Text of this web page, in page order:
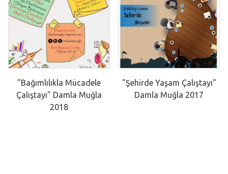
"Bağımlılıkla Mücadele
Çalıştayı" Damla Muğla
2018
"Şehirde Yaşam Çalıştayı"
Damla Muğla 2017